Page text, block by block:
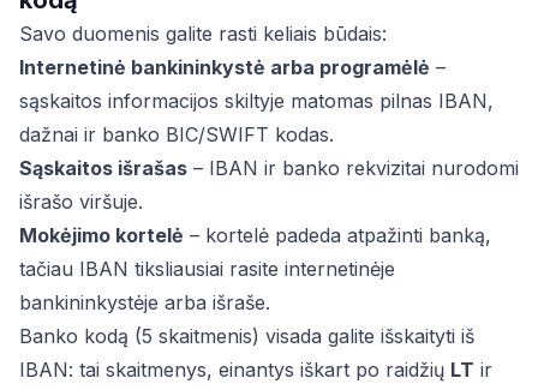
Savo duomenis galite rasti keliais būdais:
Internetinė bankininkystė arba programėlė –
sąskaitos informacijos skiltyje matomas pilnas IBAN,
dažnai ir banko BIC/SWIFT kodas.
Sąskaitos išrašas – IBAN ir banko rekvizitai nurodomi
išrašo viršuje.
Mokėjimo kortelė – kortelė padeda atpažinti banką,
tačiau IBAN tiksliausiai rasite internetinėje
bankininkystėje arba išraše.
Banko kodą (5 skaitmenis) visada galite išskaityti iš
IBAN: tai skaitmenys, einantys iškart po raidžių LT ir